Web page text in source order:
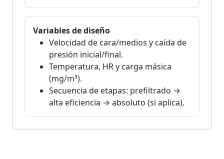
Variables de diseño
Velocidad de cara/medios y caída de
presión inicial/final.
Temperatura, HR y carga másica
(mg/m³).
Secuencia de etapas: prefiltrado →
alta eficiencia → absoluto (si aplica).